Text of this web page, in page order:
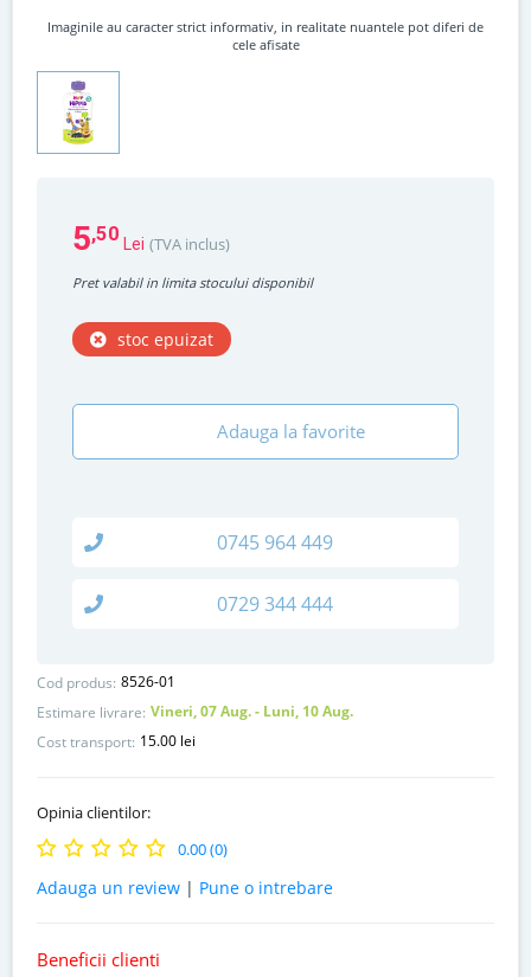
Imaginile au caracter strict informativ, in realitate nuantele pot diferi de
cele afisate
Cod produs: 8526-01
Estimare livrare: Vineri, 07 Aug. - Luni, 10 Aug.
Cost transport: 15.00 lei
Opinia clientilor:
0.00 (0)
Adauga un review | Pune o intrebare
Beneficii clienti
5,50 Lei (TVA inclus)
Pret valabil in limita stocului disponibil
stoc epuizat
Adauga la favorite
0745 964 449
0729 344 444